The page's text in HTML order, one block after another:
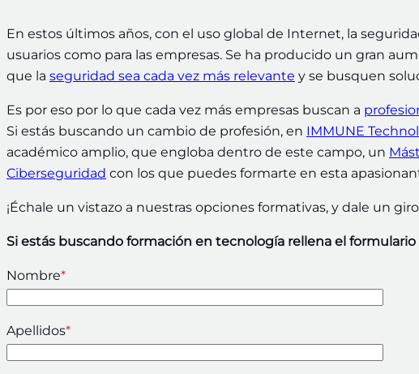
En estos últimos años, con el uso global de Internet, la
usuarios como para las empresas. Se ha producido un gran
que la seguridad sea cada vez más relevante y se busquen
Es por eso por lo que cada vez más empresas buscan a
Si estás buscando un cambio de profesión, en IMMUNE
académico amplio, que engloba dentro de este campo, un
Ciberseguridad con los que puedes formarte en esta
¡Échale un vistazo a nuestras opciones formativas, y dale un
Si estás buscando formación en tecnología rellena el
Nombre*
Apellidos*